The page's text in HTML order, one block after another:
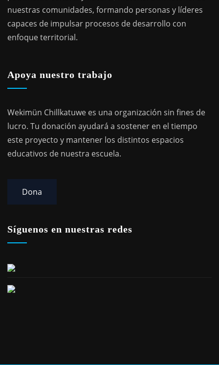
nuestras comunidades, formando personas y líderes
capaces de impulsar procesos de desarrollo con
enfoque territorial.
Apoya nuestro trabajo
Wekimün Chillkatuwe es una organización sin fines de
lucro. Tu donación ayudará a sostener en el tiempo
este proyecto y mantener los distintos espacios
educativos de nuestra escuela.
Dona
Síguenos en nuestras redes